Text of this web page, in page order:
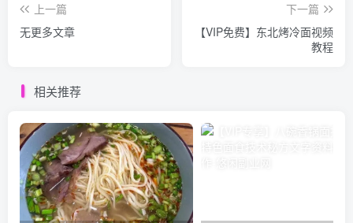
上一篇
无更多文章
下一篇
【VIP免费】东北烤冷面视频
教程
相关推荐